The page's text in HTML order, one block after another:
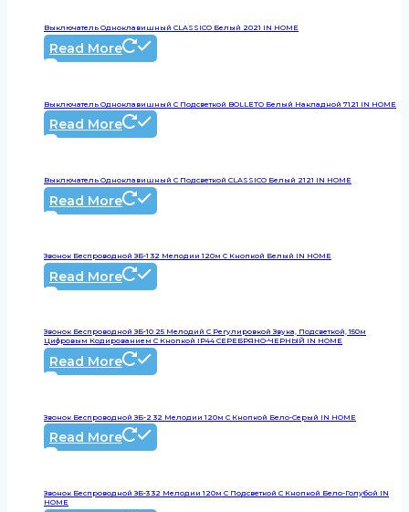
Выключатель Одноклавишный CLASSICO Белый 2021 IN HOME
Read More
Выключатель Одноклавишный С Подсветкой BOLLETO Белый Накладной 7121 IN HOME
Read More
Выключатель Одноклавишный С Подсветкой CLASSICO Белый 2121 IN HOME
Read More
Звонок Беспроводной ЗБ-1 32 Мелодии 120м С Кнопкой Белый IN HOME
Read More
Звонок Беспроводной ЗБ-10 25 Мелодий С Регулировкой Звука, Подсветкой, 150м
Цифровым Кодированием С Кнопкой IP44 СЕРЕБРЯНО-ЧЕРНЫЙ IN HOME
Read More
Звонок Беспроводной ЗБ-2 32 Мелодии 120м С Кнопкой Бело-Серый IN HOME
Read More
Звонок Беспроводной ЗБ-3 32 Мелодии 120м С Подсветкой С Кнопкой Бело-Голубой IN
HOME